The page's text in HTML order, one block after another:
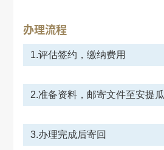
办理流程
1.评估签约，缴纳费用
2.准备资料，邮寄文件至安提瓜
3.办理完成后寄回